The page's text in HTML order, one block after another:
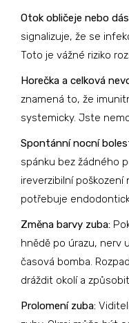
Otok obličeje nebo
signalizuje, že se
Toto je vážné riziko
Horečka a celková
znamená to, že
systemicky. Jste
Spontánní nocní
spánku bez žádného
ireverzibilní
potřebuje
Změna barvy zuba:
hnědě po úrazu, nerv
časová bomba.
dráždit okolí a
Prolomení zuba: